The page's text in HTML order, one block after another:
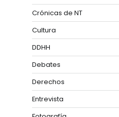
Crónicas de NT
Cultura
DDHH
Debates
Derechos
Entrevista